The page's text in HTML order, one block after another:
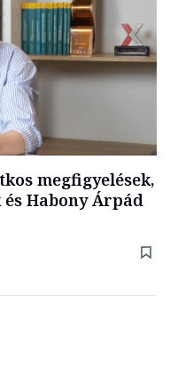
megfigyelések,
Habony Árpád